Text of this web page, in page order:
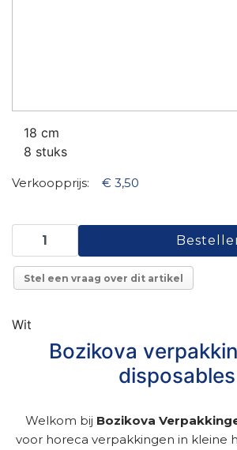
18 cm
8 stuks
Verkoopprijs: € 3,50
Stel een vraag over dit artikel
Wit
Bozikova
disposables
Welkom bij Bozikova
voor horeca verpakkingen in kleine